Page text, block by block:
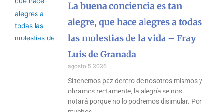
La buena conciencia es tan
alegre, que hace alegres a todas
las molestias de la vida – Fray
Luis de Granada
agosto 5, 2026
Si tenemos paz dentro de nosotros mismos y
obramos rectamente, la alegría se nos
notará porque no lo podremos disimular. Por